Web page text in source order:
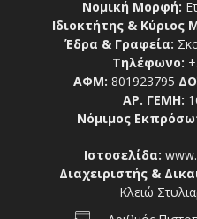
Νομική Μορφή:
Ιδιοκτήτης & Κύριος
Έδρα & Γραφεία:
Τηλέφωνο:
ΑΦΜ: 801923795
ΑΡ. ΓΕΜΗ:
Νόμιμος
Ιστοσελίδα:
Διαχειριστής &
Κλειώ